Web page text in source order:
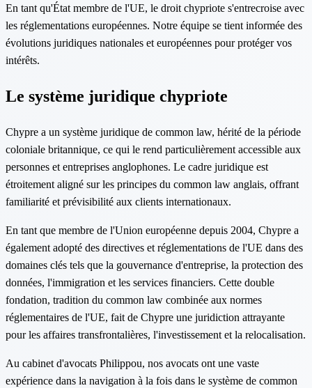
En tant qu'État membre de l'UE, le droit chypriote s'entrecroise avec
les réglementations européennes. Notre équipe se tient informée des
évolutions juridiques nationales et européennes pour protéger vos
intérêts.
Le système juridique chypriote
Chypre a un système juridique de common law, hérité de la période
coloniale britannique, ce qui le rend particulièrement accessible aux
personnes et entreprises anglophones. Le cadre juridique est
étroitement aligné sur les principes du common law anglais, offrant
familiarité et prévisibilité aux clients internationaux.
En tant que membre de l'Union européenne depuis 2004, Chypre a
également adopté des directives et réglementations de l'UE dans des
domaines clés tels que la gouvernance d'entreprise, la protection des
données, l'immigration et les services financiers. Cette double
fondation, tradition du common law combinée aux normes
réglementaires de l'UE, fait de Chypre une juridiction attrayante
pour les affaires transfrontalières, l'investissement et la relocalisation.
Au cabinet d'avocats Philippou, nos avocats ont une vaste
expérience dans la navigation à la fois dans le système de common